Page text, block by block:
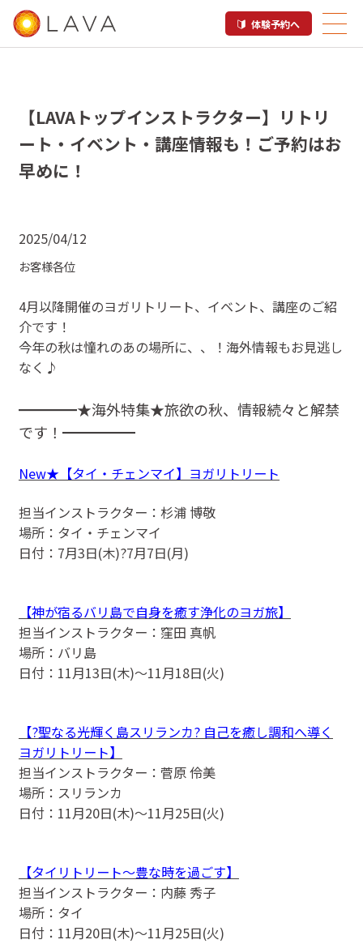
体験予約へ
【LAVAトップインストラクター】リトリ
ート・イベント・講座情報も！ご予約はお
早めに！
2025/04/12
お客様各位
4月以降開催のヨガリトリート、イベント、講座のご紹
介です！
今年の秋は憧れのあの場所に、、！海外情報もお見逃し
なく♪
━━━━★海外特集★旅欲の秋、情報続々と解禁
です！━━━━━
New★【タイ・チェンマイ】ヨガリトリート
担当インストラクター：杉浦 博敬
場所：タイ・チェンマイ
日付：7月3日(木)?7月7日(月)
【神が宿るバリ島で自身を癒す浄化のヨガ旅】
担当インストラクター：窪田 真帆
場所：バリ島
日付：11月13日(木)〜11月18日(火)
【?聖なる光輝く島スリランカ? 自己を癒し調和へ導く
ヨガリトリート】
担当インストラクター：菅原 伶美
場所：スリランカ
日付：11月20日(木)〜11月25日(火)
【タイリトリート〜豊な時を過ごす】
担当インストラクター：内藤 秀子
場所：タイ
日付：11月20日(木)〜11月25日(火)